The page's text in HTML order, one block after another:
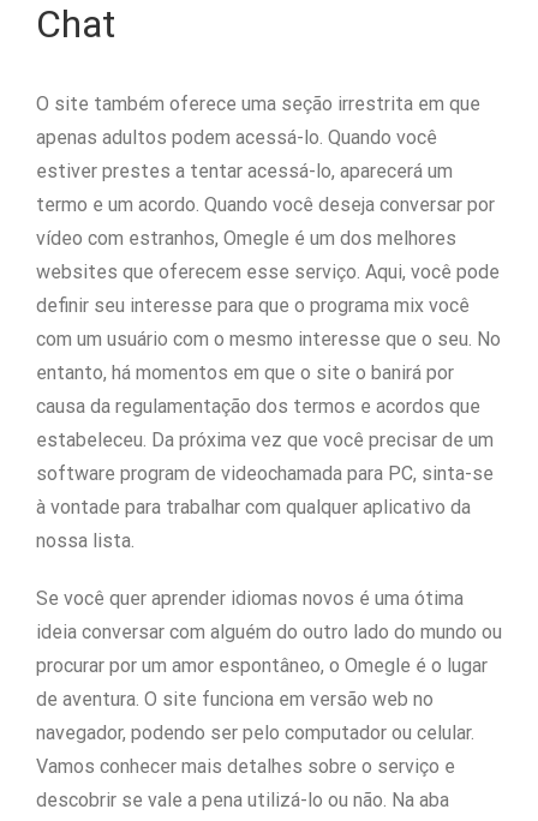
Chat
O site também oferece uma seção irrestrita em que
apenas adultos podem acessá-lo. Quando você
estiver prestes a tentar acessá-lo, aparecerá um
termo e um acordo. Quando você deseja conversar por
vídeo com estranhos, Omegle é um dos melhores
websites que oferecem esse serviço. Aqui, você pode
definir seu interesse para que o programa mix você
com um usuário com o mesmo interesse que o seu. No
entanto, há momentos em que o site o banirá por
causa da regulamentação dos termos e acordos que
estabeleceu. Da próxima vez que você precisar de um
software program de videochamada para PC, sinta-se
à vontade para trabalhar com qualquer aplicativo da
nossa lista.
Se você quer aprender idiomas novos é uma ótima
ideia conversar com alguém do outro lado do mundo ou
procurar por um amor espontâneo, o Omegle é o lugar
de aventura. O site funciona em versão web no
navegador, podendo ser pelo computador ou celular.
Vamos conhecer mais detalhes sobre o serviço e
descobrir se vale a pena utilizá-lo ou não. Na aba